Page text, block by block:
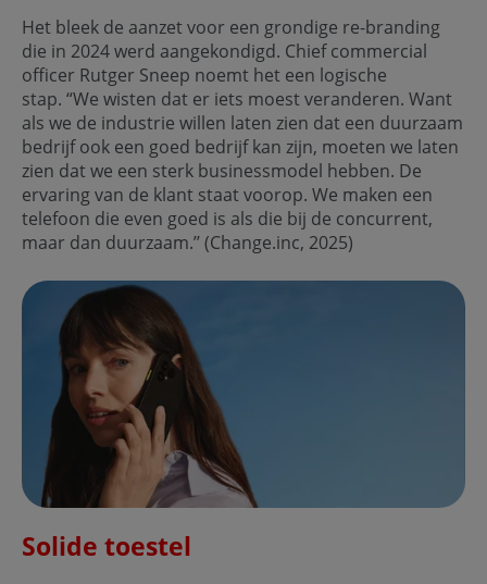
Het bleek de aanzet voor een grondige re-branding
die in 2024 werd aangekondigd. Chief commercial
officer Rutger Sneep noemt het een logische
stap. “We wisten dat er iets moest veranderen. Want
als we de industrie willen laten zien dat een duurzaam
bedrijf ook een goed bedrijf kan zijn, moeten we laten
zien dat we een sterk businessmodel hebben. De
ervaring van de klant staat voorop. We maken een
telefoon die even goed is als die bij de concurrent,
maar dan duurzaam.’’ (Change.inc, 2025)
Solide toestel